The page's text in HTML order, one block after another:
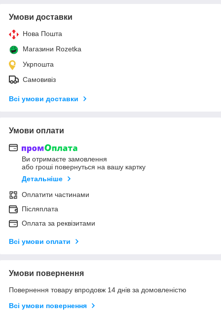
Умови доставки
Нова Пошта
Магазини Rozetka
Укрпошта
Самовивіз
Всі умови доставки
Умови оплати
Ви отримаєте замовлення
або гроші повернуться на вашу картку
Детальніше
Оплатити частинами
Післяплата
Оплата за реквізитами
Всі умови оплати
Умови повернення
Повернення товару впродовж 14 днів за домовленістю
Всі умови повернення